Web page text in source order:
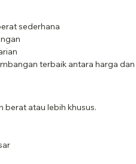
sederhana
terbaik antara harga dan
berat atau lebih khusus.